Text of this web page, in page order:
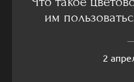
им
2